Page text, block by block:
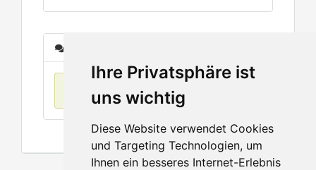
Ihre Privatsphäre ist
uns wichtig
Diese Website verwendet Cookies
und Targeting Technologien, um
Ihnen ein besseres Internet-Erlebnis